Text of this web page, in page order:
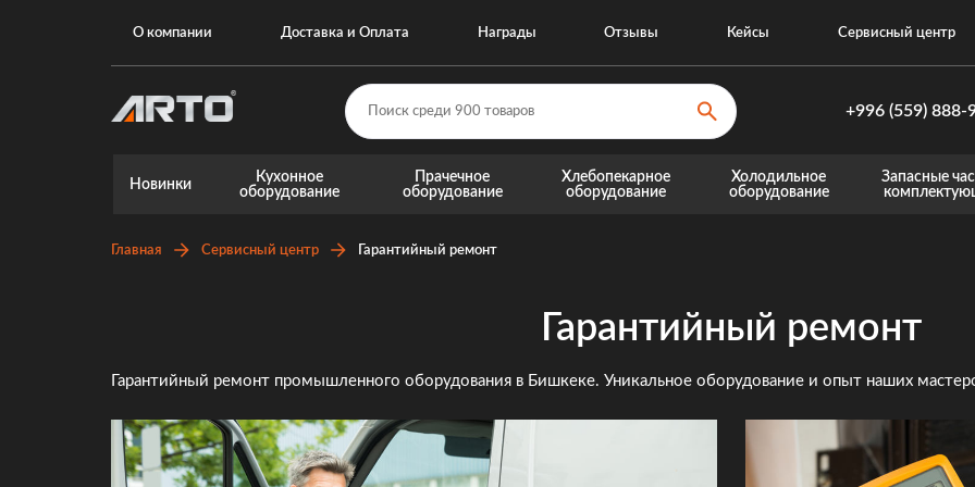
О компании Доставка и Оплата Награды Отзывы Кейсы Сервисный центр
+996 (559) 888-
+996 (559)
Новинки
Кухонное
оборудование
Прачечное
оборудование
Хлебопекарное
оборудование
Холодильное
оборудование
Запасные
Главная Сервисный центр Гарантийный ремонт
Гарантийный ремонт
Гарантийный ремонт промышленного оборудования в Бишкеке. Уникальное оборудование и опыт наших